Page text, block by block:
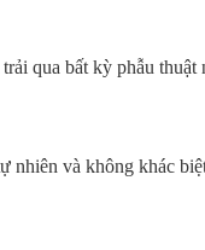
qua bất kỳ phẫu thuật
nhiên và không khác